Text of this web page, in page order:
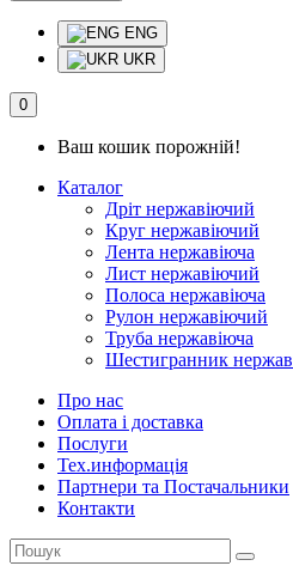
ENG
UKR
0
Ваш кошик порожній!
Каталог
Дріт нержавіючий
Круг нержавіючий
Лента нержавіюча
Лист нержавіючий
Полоса нержавіюча
Рулон нержавіючий
Труба нержавіюча
Шестигранник
Про нас
Оплата і доставка
Послуги
Тех.информацiя
Партнери та Постачальники
Контакти